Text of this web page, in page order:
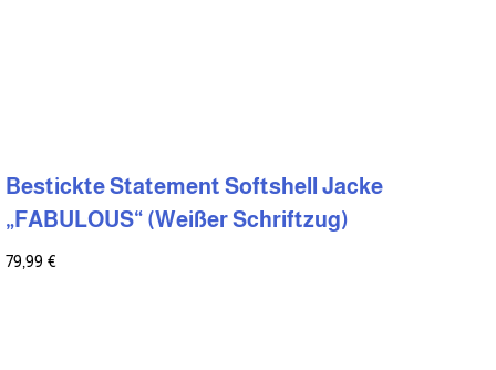
Bestickte Statement Softshell Jacke
„FABULOUS“ (Weißer Schriftzug)
79,99 €